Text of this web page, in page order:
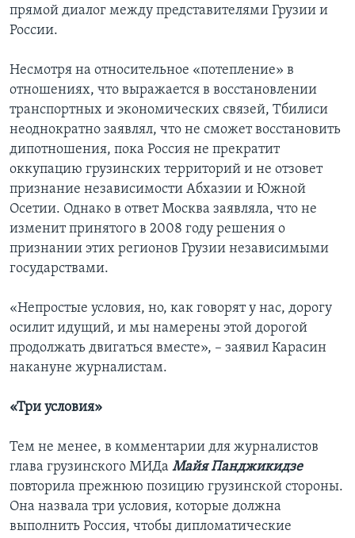
прямой диалог между представителями Грузии и
России.
Несмотря на относительное «потепление» в
отношениях, что выражается в восстановлении
транспортных и экономических связей, Тбилиси
неоднократно заявлял, что не сможет восстановить
дипотношения, пока Россия не прекратит
оккупацию грузинских территорий и не отзовет
признание независимости Абхазии и Южной
Осетии. Однако в ответ Москва заявляла, что не
изменит принятого в 2008 году решения о
признании этих регионов Грузии независимыми
государствами.
«Непростые условия, но, как говорят у нас, дорогу
осилит идущий, и мы намерены этой дорогой
продолжать двигаться вместе», – заявил Карасин
накануне журналистам.
«Три условия»
Тем не менее, в комментарии для журналистов
глава грузинского МИДа Майя Панджикидзе
повторила прежнюю позицию грузинской стороны.
Она назвала три условия, которые должна
выполнить Россия, чтобы дипломатические